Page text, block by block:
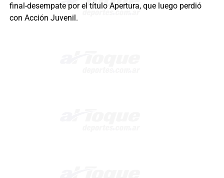
final-desempate por el título Apertura, que luego perdió
con Acción Juvenil.